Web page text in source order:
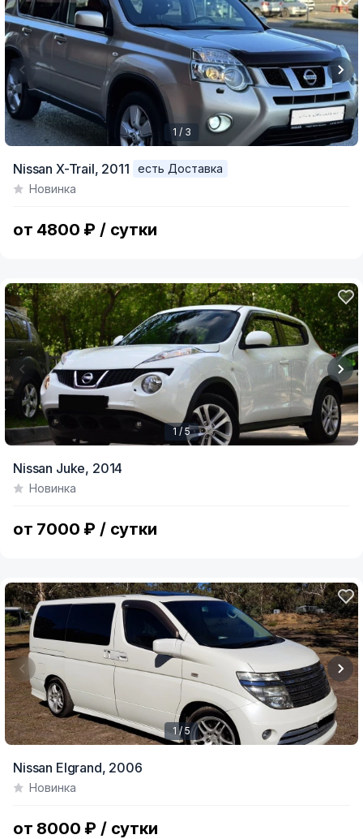
of
1 / 3
Nissan X-Trail, 2011
есть Доставка
Новинка
от 4800 ₽ / сутки
of
1 / 5
Nissan Juke, 2014
Новинка
от 7000 ₽ / сутки
of
1 / 5
Nissan Elgrand, 2006
Новинка
от 8000 ₽ / сутки